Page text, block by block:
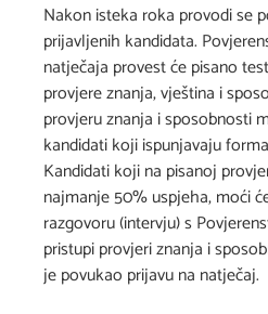
Nakon isteka roka provodi se
prijavljenih kandidata.
natječaja provest će pisano
provjere znanja, vještina i
provjeru znanja i sposobnosti
kandidati koji ispunjavaju
Kandidati koji na pisanoj
najmanje 50% uspjeha, moći
razgovoru (intervju) s
pristupi provjeri znanja i
je povukao prijavu na natječaj.